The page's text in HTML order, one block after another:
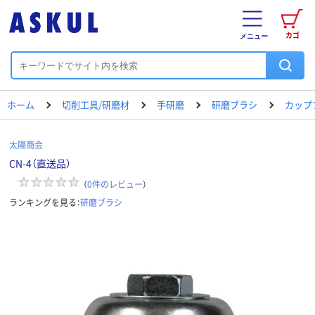
カゴ
メニュー
ホーム 切削工具/研磨材 手研磨 研磨ブラシ カッ
太陽商会
CN-4（直送品）
（0件のレビュー）
ランキングを見る：研磨ブラシ